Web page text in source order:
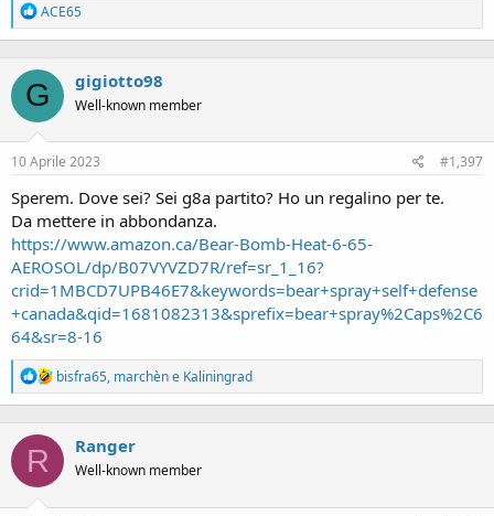
R
e
a
t
i
n
:
ACE65
G gigiotto98
Well-known member
10 Aprile 2023 #1,397
Sperem. Dove sei? Sei g8a partito? Ho un regalino per te.
Da mettere in abbondanza.
https://www.amazon.ca/Bear-Bomb-Heat-6-65-
AEROSOL/dp/B07VYVZD7R/ref=sr_1_16?
crid=1MBCD7UPB46E7&keywords=bear+spray+self+defense
+canada&qid=1681082313&sprefix=bear+spray%2Caps%2C6
64&sr=8-16
R
e
a
t
o
bisfra65, marchène Kaliningrad
R Ranger
Well-known member